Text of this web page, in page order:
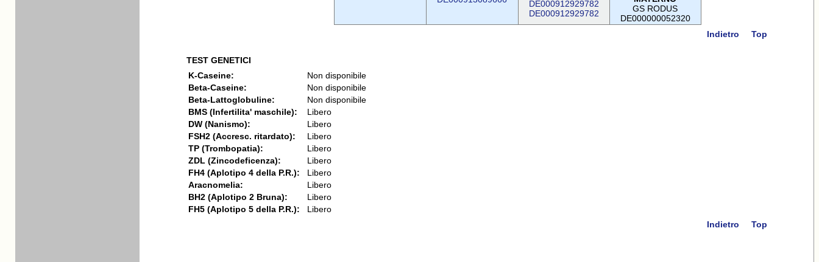
DE000912929782
DE000912929782
GS RODUS
DE000000052320
Indietro
Top
TEST GENETICI
K-Caseine:
Non disponibile
Beta-Caseine:
Non disponibile
Beta-Lattoglobuline:
Non disponibile
BMS (Infertilita' maschile):
Libero
DW (Nanismo):
Libero
FSH2 (Accresc. ritardato):
Libero
TP (Trombopatia):
Libero
ZDL (Zincodeficenza):
Libero
FH4 (Aplotipo 4 della P.R.):
Libero
Aracnomelia:
Libero
BH2 (Aplotipo 2 Bruna):
Libero
FH5 (Aplotipo 5 della P.R.):
Libero
Indietro
Top